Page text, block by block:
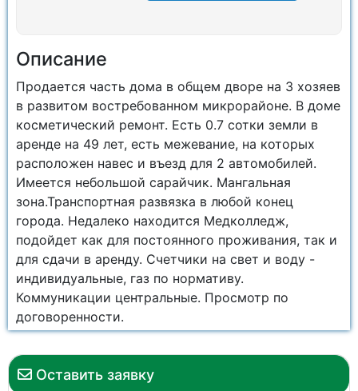
Оставить заявку
Описание
Продается часть дома в общем дворе на 3 хозяев
в развитом востребованном микрорайоне. В доме
косметический ремонт. Есть 0.7 сотки земли в
аренде на 49 лет, есть межевание, на которых
расположен навес и въезд для 2 автомобилей.
Имеется небольшой сарайчик. Мангальная
зона.Транспортная развязка в любой конец
города. Недалеко находится Медколледж,
подойдет как для постоянного проживания, так и
для сдачи в аренду. Счетчики на свет и воду -
индивидуальные, газ по нормативу.
Коммуникации центральные. Просмотр по
договоренности.